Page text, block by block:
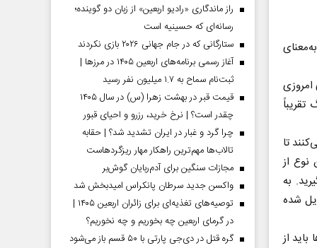
تا
نوع از
به
شده
از
راز ماندگاری «رادیو اربعین» از زبان دو گوینده؛
رسانه‌ای که حسینیه است
ستارگانی که در جام جهانی ۲۰۲۶ بازی نکردند
آغاز رسمی برنامه‌های اربعین ۱۴۰۵ در مرز‌ها |
ثبت‌نام سماح به ۱.۷ میلیون نفر رسید
قیمت قبر در بهشت زهرا (س) در سال ۱۴۰۵
چقدر است؟ | نرخ خرید، رزرو و احیای قبور
چرا گرد و غبار در ایران تشدید شد؟ | حقابه
تالاب‌ها مهم‌ترین راهکار مهار ریزگردهاست
مجازات سنگین برای آدم‌ربایان گوش‌بر
واکسن جدید سرطان پانکراس امیدبخش شد
توصیه‌های تغذیه‌ای برای زائران اربعین ۱۴۰۵ |
در گرمای اربعین چه بخوریم و چه نخوریم؟
گره قتل در دی‌جی پارتی با ۵۰ قسم باز می‌شود